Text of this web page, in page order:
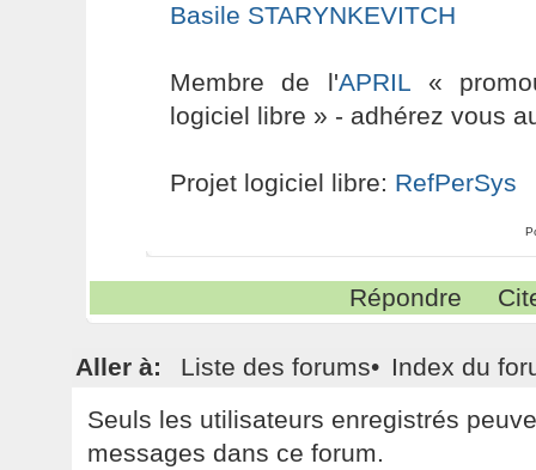
Basile STARYNKEVITCH
Membre de l'APRIL «
logiciel libre » - adhérez vous
Projet logiciel libre: RefPerSys
Répondre
Aller à: Liste des forums• Index du
Seuls les utilisateurs enregistrés
messages dans ce forum.